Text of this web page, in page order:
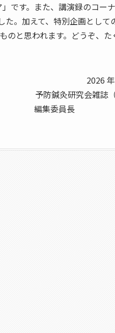
です。また、講演録のコー
。加えて、特別企画として
のと思われます。どうぞ、た
2026
予防鍼灸研究会雑誌（
編集委員長 足